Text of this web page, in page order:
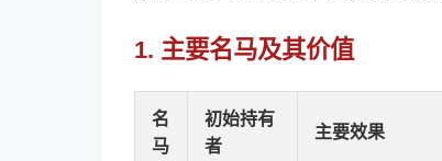
1. 主要名马及其价值
名
马
初始持有
者
主要效果